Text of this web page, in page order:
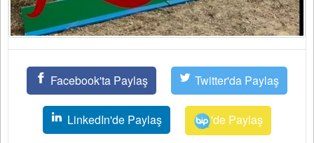
Facebook'ta Paylaş Twitter'da Paylaş
LinkedIn'de Paylaş 'de Paylaş